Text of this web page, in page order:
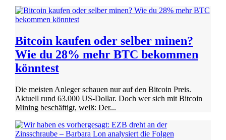
Bitcoin kaufen oder selber minen?
Wie du 28% mehr BTC bekommen
könntest
Die meisten Anleger schauen nur auf den Bitcoin Preis.
Aktuell rund 63.000 US-Dollar. Doch wer sich mit Bitcoin
Mining beschäftigt, weiß: Der...